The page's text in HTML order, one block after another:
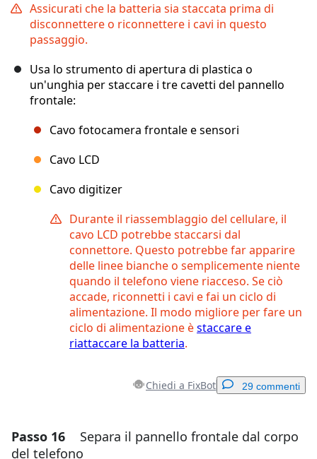
Assicurati che la batteria sia staccata prima di
disconnettere o riconnettere i cavi in questo
passaggio.
Usa lo strumento di apertura di plastica o
un'unghia per staccare i tre cavetti del pannello
frontale:
Cavo fotocamera frontale e sensori
Cavo LCD
Cavo digitizer
Durante il riassemblaggio del cellulare, il
cavo LCD potrebbe staccarsi dal
connettore. Questo potrebbe far apparire
delle linee bianche o semplicemente niente
quando il telefono viene riacceso. Se ciò
accade, riconnetti i cavi e fai un ciclo di
alimentazione. Il modo migliore per fare un
ciclo di alimentazione èstaccare e
riattaccare la batteria.
Chiedi a FixBot 29 commenti
Aggiungi un commento
Passo 16
Separa il pannello frontale dal corpo
del telefono